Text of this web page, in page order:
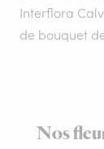
Interflora
de bouquet
Nos